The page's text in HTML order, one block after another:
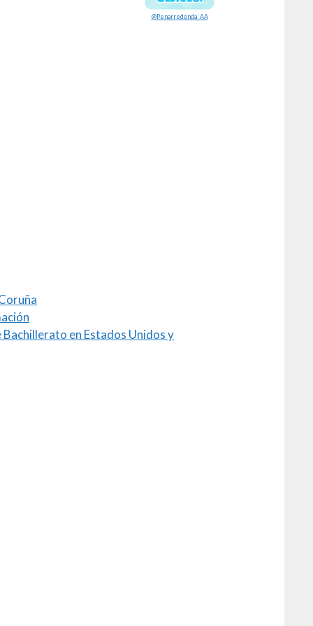
@Penarredonda_AA
en Estados Unidos y